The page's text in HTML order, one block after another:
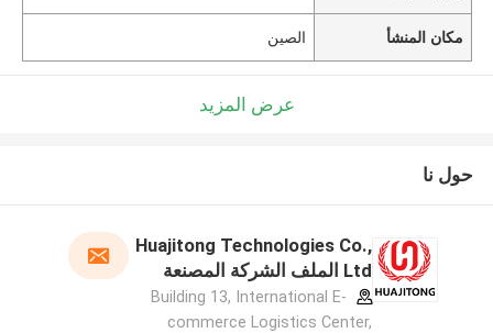
مكان المنشأ الصين
عرض المزيد
حول نا
Huajitong Technologies Co.,
Ltd الملف الشركة المصنعة
Building 13, International E-
commerce Logistics Center,